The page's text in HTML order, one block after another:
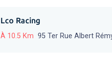
Lco Racing
À 10.5 Km 95 Ter Rue Albert